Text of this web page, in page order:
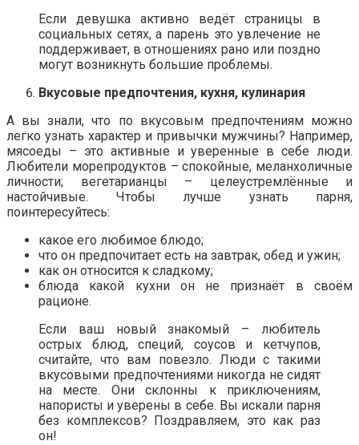
Если девушка активно ведёт страницы в
социальных сетях, а парень это увлечение не
поддерживает, в отношениях рано или поздно
могут возникнуть большие проблемы.
Вкусовые предпочтения, кухня, кулинария
А вы знали, что по вкусовым предпочтениям можно
легко узнать характер и привычки мужчины? Например,
мясоеды – это активные и уверенные в себе люди.
Любители морепродуктов – спокойные, меланхоличные
личности; вегетарианцы – целеустремлённые и
настойчивые. Чтобы лучше узнать парня,
поинтересуйтесь:
какое его любимое блюдо;
что он предпочитает есть на завтрак, обед и ужин;
как он относится к сладкому;
блюда какой кухни он не признаёт в своём
рационе.
Если ваш новый знакомый – любитель
острых блюд, специй, соусов и кетчупов,
считайте, что вам повезло. Люди с такими
вкусовыми предпочтениями никогда не сидят
на месте. Они склонны к приключениям,
напористы и уверены в себе. Вы искали парня
без комплексов? Поздравляем, это как раз
он!